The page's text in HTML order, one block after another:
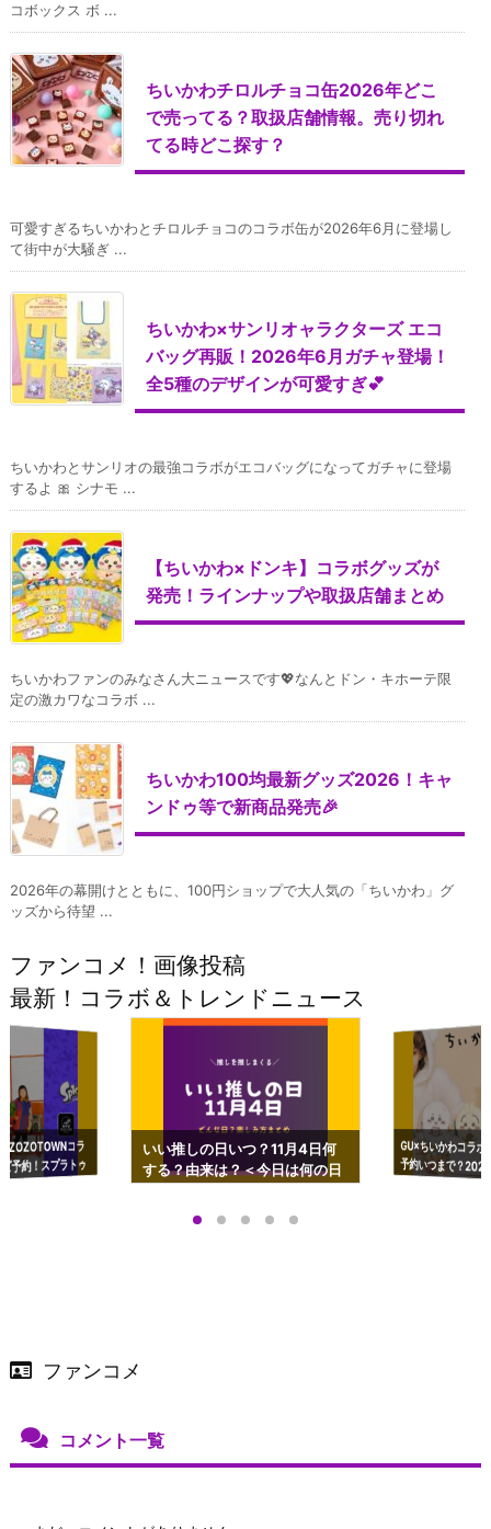
コボックス ボ ...
ちいかわチロルチョコ缶2026年どこ
で売ってる？取扱店舗情報。売り切れ
てる時どこ探す？
可愛すぎるちいかわとチロルチョコのコラボ缶が2026年6月に登場し
て街中が大騒ぎ ...
ちいかわ×サンリオャラクターズ エコ
バッグ再販！2026年6月ガチャ登場！
全5種のデザインが可愛すぎ💕
ちいかわとサンリオの最強コラボがエコバッグになってガチャに登場
するよ 🎀 シナモ ...
【ちいかわ×ドンキ】コラボグッズが
発売！ラインナップや取扱店舗まとめ
ちいかわファンのみなさん大ニュースです💖なんとドン・キホーテ限
定の激カワなコラボ ...
ちいかわ100均最新グッズ2026！キャ
ンドゥ等で新商品発売🎉
2026年の幕開けとともに、100円ショップで大人気の「ちいかわ」グ
ッズから待望 ...
ファンコメ！画像投稿
最新！コラボ＆トレンドニュース
コラ
予約！スプラトゥ
ップも渋谷Hz
いい推しの日いつ？11月4日何
する？由来は？＜今日は何の日
GU×ちいかわコラ
予約いつまで？
ーチやショルダー
ファンコメ
コメント一覧